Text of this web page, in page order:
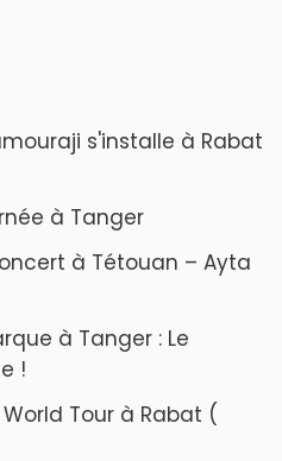
s'installe à Rabat
à Tanger
à Tétouan – Ayta
à Tanger : Le
!
Tour à Rabat (